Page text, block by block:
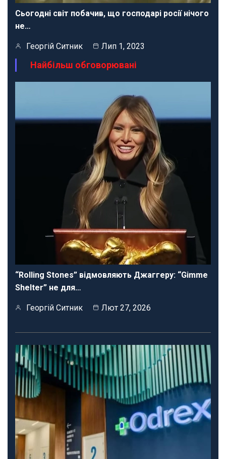
Сьогодні світ побачив, що господарі росії нічого
не…
Георгій Ситник Лип 1, 2023
Найбільш обговорювані
“Rolling Stones” відмовляють Джаггеру: “Gimme
Shelter” не для…
Георгій Ситник Лют 27, 2026